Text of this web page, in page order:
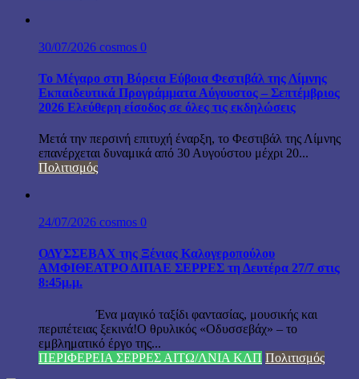
30/07/2026 cosmos 0
Το Μέγαρο στη Βόρεια Εύβοια Φεστιβάλ της Λίμνης
Εκπαιδευτικά Προγράμματα Αύγουστος – Σεπτέμβριος
2026 Ελεύθερη είσοδος σε όλες τις εκδηλώσεις
Μετά την περσινή επιτυχή έναρξη, το Φεστιβάλ της Λίμνης
επανέρχεται δυναμικά από 30 Αυγούστου μέχρι 20...
Πολιτισμός
24/07/2026 cosmos 0
ΟΔΥΣΣΕΒΑΧ της Ξένιας Καλογεροπούλου
ΑΜΦΙΘΕΑΤΡΟ ΔΙΠΑΕ ΣΕΡΡΕΣ τη Δευτέρα 27/7 στις
8:45μ.μ.
Ένα μαγικό ταξίδι φαντασίας, μουσικής και
περιπέτειας ξεκινά!Ο θρυλικός «Οδυσσεβάχ» – το
εμβληματικό έργο της...
ΠΕΡΙΦΕΡΕΙΑ ΣΕΡΡΕΣ ΑΙΤΩ/ΛΝΙΑ ΚΛΠ Πολιτισμός